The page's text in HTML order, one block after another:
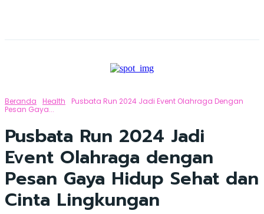
Beranda Health
Pusbata Run 2024 Jadi Event Olahraga Dengan
Pesan Gaya...
Pusbata Run 2024 Jadi
Event Olahraga dengan
Pesan Gaya Hidup Sehat dan
Cinta Lingkungan